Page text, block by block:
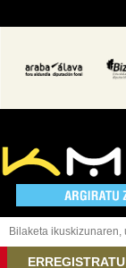
ERREGISTRATU